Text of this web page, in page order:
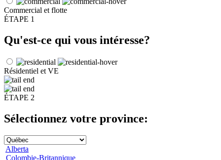
Commercial et flotte
ÉTAPE 1
Qu'est-ce qui vous intéresse?
Résidentiel et VE
ÉTAPE 2
Sélectionnez votre province:
Alberta
Colombie-Britannique